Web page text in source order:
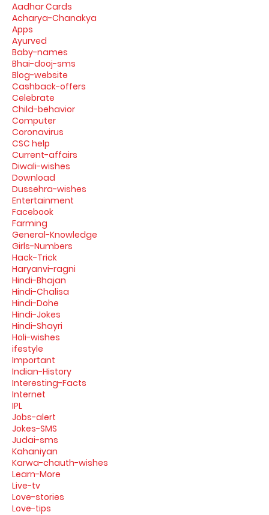
Aadhar Cards
Acharya-Chanakya
Apps
Ayurved
Baby-names
Bhai-dooj-sms
Blog-website
Cashback-offers
Celebrate
Child-behavior
Computer
Coronavirus
CSC help
Current-affairs
Diwali-wishes
Download
Dussehra-wishes
Entertainment
Facebook
Farming
General-Knowledge
Girls-Numbers
Hack-Trick
Haryanvi-ragni
Hindi-Bhajan
Hindi-Chalisa
Hindi-Dohe
Hindi-Jokes
Hindi-Shayri
Holi-wishes
ifestyle
Important
Indian-History
Interesting-Facts
Internet
IPL
Jobs-alert
Jokes-SMS
Judai-sms
Kahaniyan
Karwa-chauth-wishes
Learn-More
Live-tv
Love-stories
Love-tips